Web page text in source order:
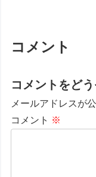
コメント
コメントをど
メールアドレスが
コメント ※